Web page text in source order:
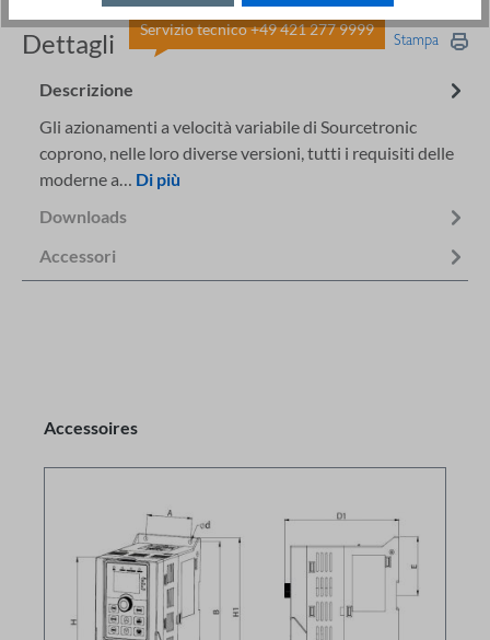
Dettagli Servizio tecnico +49 421 277 9999
Stampa
Descrizione
Gli azionamenti a velocità variabile di Sourcetronic
coprono, nelle loro diverse versioni, tutti i requisiti delle
moderne a… Di più
Downloads
Accessori
Accessoires